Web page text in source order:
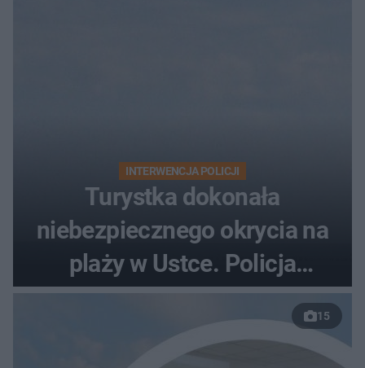
INTERWENCJA POLICJI
Turystka dokonała
niebezpiecznego okrycia na
plaży w Ustce. Policja
musiała zamknąć odcinek
15